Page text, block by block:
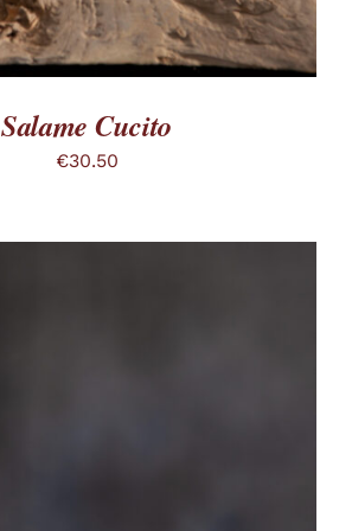
PRODOTTO
Salame Cucito
€30.50